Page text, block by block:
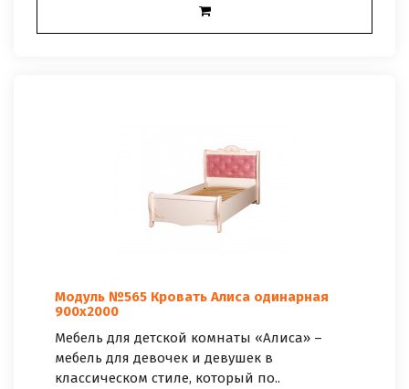
Модуль №565 Кровать Алиса одинарная
900х2000
Мебель для детской комнаты «Алиса» –
мебель для девочек и девушек в
классическом стиле, который по..